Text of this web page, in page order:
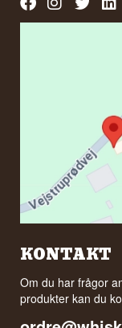
KONTAKT
Om du har frågor
produkter kan du